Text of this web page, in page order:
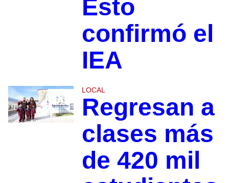
Esto
confirmó el
IEA
LOCAL
Regresan a
clases más
de 420 mil